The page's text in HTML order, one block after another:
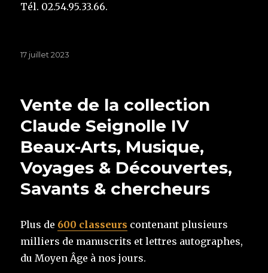
Tél. 02.54.95.33.66.
Publié
17 juillet 2023
Vente de la collection
Claude Seignolle IV
Beaux-Arts, Musique,
Voyages & Découvertes,
Savants & chercheurs
Plus de 600 classeurs contenant plusieurs
milliers de manuscrits et lettres autographes,
du Moyen Âge à nos jours.